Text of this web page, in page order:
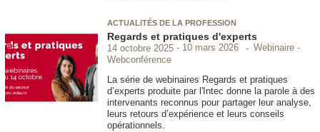
ACTUALITÉS DE LA PROFESSION
Regards et pratiques d'experts
14 octobre 2025 10 mars 2026
Webinaire -
Webconférence
La série de webinaires Regards et pratiques
d’experts produite par l'Intec donne la parole à des
intervenants reconnus pour partager leur analyse,
leurs retours d’expérience et leurs conseils
opérationnels.